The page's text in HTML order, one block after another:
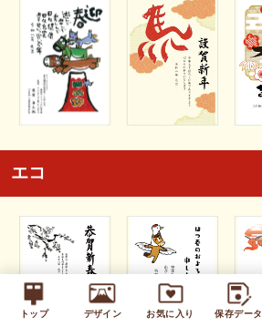
トップ デザイン お気に入り 保存データ
エコ